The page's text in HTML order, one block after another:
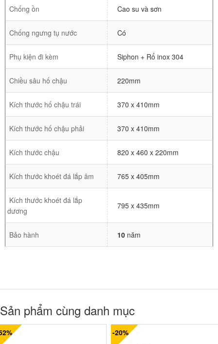
Chống ồn Cao su và sơn
Chống ngưng tụ nước Có
Phụ kiện đi kèm Siphon + Rổ inox 304
Chiều sâu hố chậu 220mm
Kích thước hố chậu trái 370 x 410mm
Kích thước hố chậu phải 370 x 410mm
Kích thước chậu 820 x 460 x 220mm
Kích thước khoét đá lắp âm 765 x 405mm
Kích thước khoét đá lắp
dương
795 x 435mm
Bảo hành 10 năm
Sản phẩm cùng danh mục
-20%